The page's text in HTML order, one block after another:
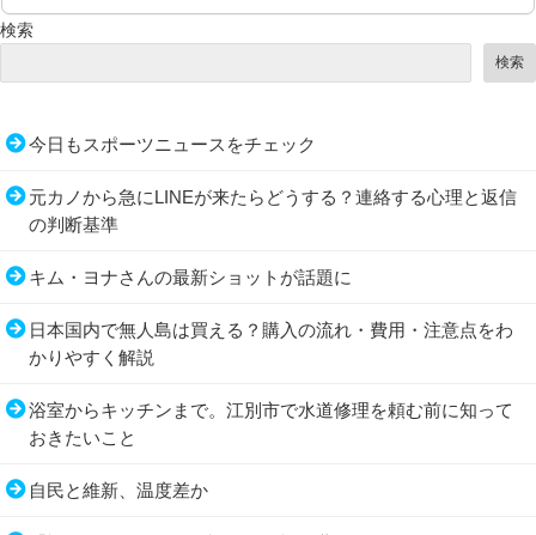
検索
検索
今日もスポーツニュースをチェック
元カノから急にLINEが来たらどうする？連絡する心理と返信
の判断基準
キム・ヨナさんの最新ショットが話題に
日本国内で無人島は買える？購入の流れ・費用・注意点をわ
かりやすく解説
浴室からキッチンまで。江別市で水道修理を頼む前に知って
おきたいこと
自民と維新、温度差か